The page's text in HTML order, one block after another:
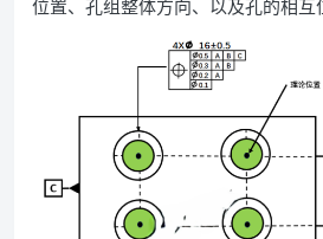
位置、孔组整体方向、以及孔的相互